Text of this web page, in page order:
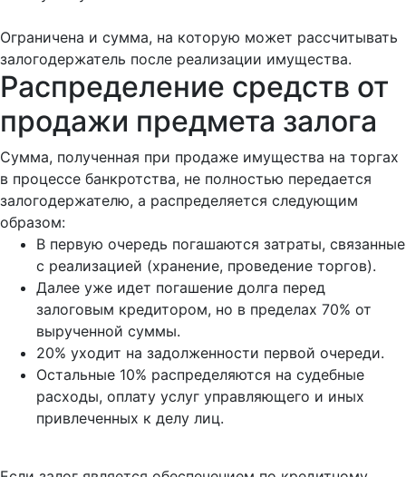
Ограничена и сумма, на которую может рассчитывать
залогодержатель после реализации имущества.
Распределение средств от
продажи предмета залога
Сумма, полученная при продаже имущества на торгах
в процессе банкротства, не полностью передается
залогодержателю, а распределяется следующим
образом:
В первую очередь погашаются затраты, связанные
с реализацией (хранение, проведение торгов).
Далее уже идет погашение долга перед
залоговым кредитором, но в пределах 70% от
вырученной суммы.
20% уходит на задолженности первой очереди.
Остальные 10% распределяются на судебные
расходы, оплату услуг управляющего и иных
привлеченных к делу лиц.